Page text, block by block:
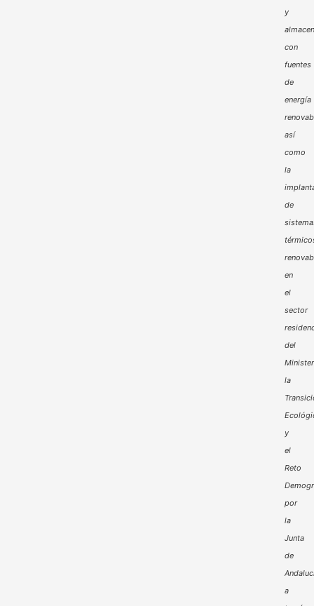
y
con
fuentes
de
energía
así
como
la
de
en
el
sector
del
la
y
el
Reto
por
la
Junta
de
a